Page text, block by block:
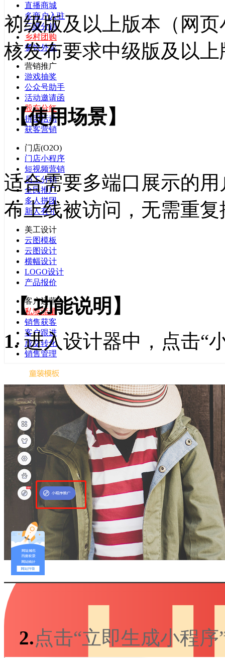
直播商城
多商户入驻
三级分销
乡村团购
餐饮外卖
营销推广
游戏抽奖
公众号助手
活动邀请函
股东分红
拼团活动
获客营销
门店(O2O)
门店小程序
短视频营销
员工分销
全民推广
多人拼团
新人有礼
美工设计
云图模板
云图设计
横幅设计
LOGO设计
产品报价
客户运营
私域流量
销售获客
客户跟进
成交转化
销售管理
教育培训
直播课堂
拼团促销
教务系统
在线答题
教育小程序
H5教育系统
行业方案
社区团购
当面付
日用百货
美妆行业
宠物门店
更多...
更多 >
初级版及以上版本（网
核发布要求中级版及以
【使用场景】
适合需要多端口展示的
布上线被访问，无需重
【功能说明 】
1. 进入设计器中，点击“
2.点击“立即生成小程序